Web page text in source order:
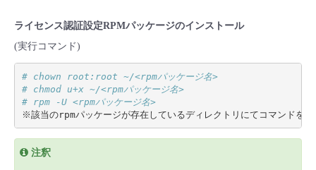
ライセンス認証設定RPMパッケージのインストール
(実行コマンド)
# chown root:root ~/<rpmパッケージ名>
# chmod u+x ~/<rpmパッケージ名>
# rpm -U <rpmパッケージ名>
注釈